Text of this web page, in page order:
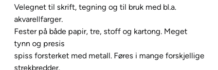
0
1
C
o
o
l
Velegnet til skrift, tegning og til bruk med bl.a.
akvarellfarger.
Fester på både papir, tre, stoff og kartong. Meget
tynn og presis
spiss forsterket med metall. Føres i mange forskjellige
strekbredder.